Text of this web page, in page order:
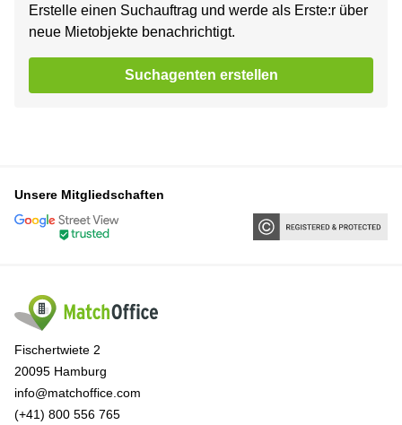
Erstelle einen Suchauftrag und werde als Erste:r über
neue Mietobjekte benachrichtigt.
Suchagenten erstellen
Unsere Mitgliedschaften
Fischertwiete 2
20095 Hamburg
info@matchoffice.com
(+41) 800 556 765